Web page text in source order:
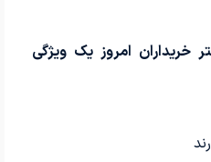
خریداران امروز یک ویژگی